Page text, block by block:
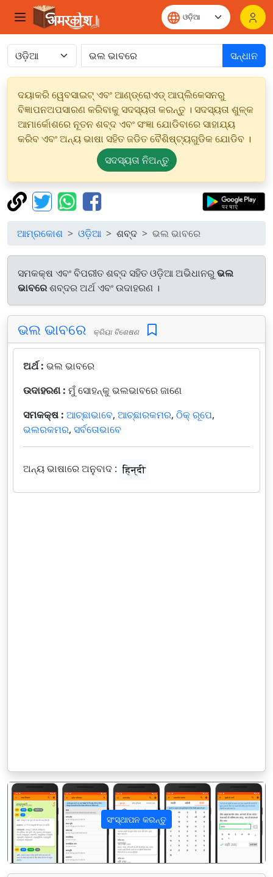
ସନ୍ଧାନ
ଦୟାକରି ୱେବସାଇଟ୍ ଏବଂ ଆଣ୍ଡ୍ରୋଏଡ୍ ଆପ୍ଲିକେସନରୁ
ବିଜ୍ଞାପନଅପସାରଣ କରିବାକୁ ସଦସ୍ୟତା କରନ୍ତୁ । ସଦସ୍ୟତା ଶୁଳ୍କ
ଆମାର୍କୋଶରେ ନୂତନ ଶବ୍ଦ ଏବଂ ସଂଜ୍ଞା ଯୋଡିବାରେ ସାହାଯ୍ୟ
କରିବ ଏବଂ ଅନ୍ୟ ଭାଷା ସହିତ ଜଡିତ ବୈଶିଷ୍ଟ୍ୟଗୁଡିକ ଯୋଡିବ ।
ସଦସ୍ୟତା ନିଅନ୍ତୁ
ଆମ୍ରକୋଶ ଓଡ଼ିଆ ଶବ୍ଦ ଭଲ ଭାବରେ
ସମକକ୍ଷ ଏବଂ ବିପରୀତ ଶବ୍ଦ ସହିତ ଓଡ଼ିଆ ଅଭିଧାନରୁଭଲ
ଭାବରେଶବ୍ଦର ଅର୍ଥ ଏବଂ ଉଦାହରଣ ।
ଭଲ ଭାବରେ କ୍ରିୟା ବିଶେଷଣ
ଅର୍ଥ : ଭଲ ଭାବରେ
ଉଦାହରଣ : ମୁଁ ସୋହନ୍‌କୁ ଭଲଭାବରେ ଜାଣେ
ସମକକ୍ଷ : ଆଚ୍ଛାଭାବେ, ଆଚ୍ଛାରକମର, ଠିକ୍ ରୂପେ,
ଭଲରକମର, ସର୍ବତୋଭାବେ
ଅନ୍ୟ ଭାଷାରେ ଅନୁବାଦ : हिन्दी
ସଂସ୍ଥାପନ କରନ୍ତୁ
पिछला अगला